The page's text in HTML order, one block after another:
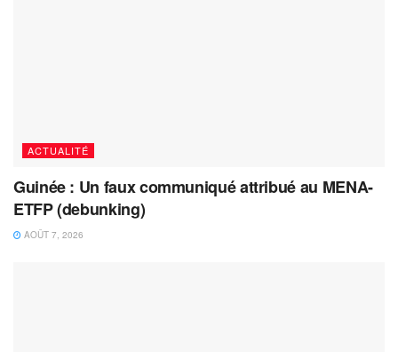
ACTUALITÉ
Guinée : Un faux communiqué attribué au MENA-
ETFP (debunking)
AOÛT 7, 2026